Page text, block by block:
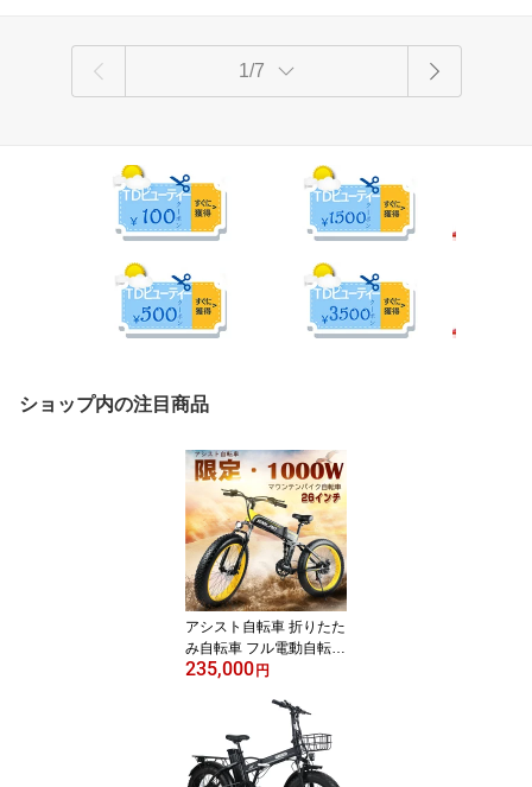
1/7
ショップ内の注目商品
アシスト自転車 折りたた
み自転車 フル電動自転車
電動 自転車 アクセル付
テンバイク スポーツ 100
0W 48V10An 大容量バッ
テリー 極太タイヤ 折り
畳み 26インチ アルミ製
235,000 円